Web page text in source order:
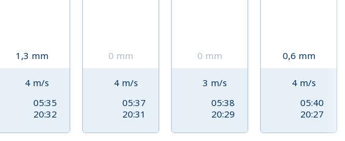
1,3 mm
4 m/s
05:35
20:32
0 mm
4 m/s
05:37
20:31
0 mm
3 m/s
05:38
20:29
0,6 mm
4 m/s
05:40
20:27